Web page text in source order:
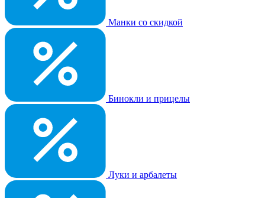
Манки со скидкой
Бинокли и прицелы
Луки и арбалеты